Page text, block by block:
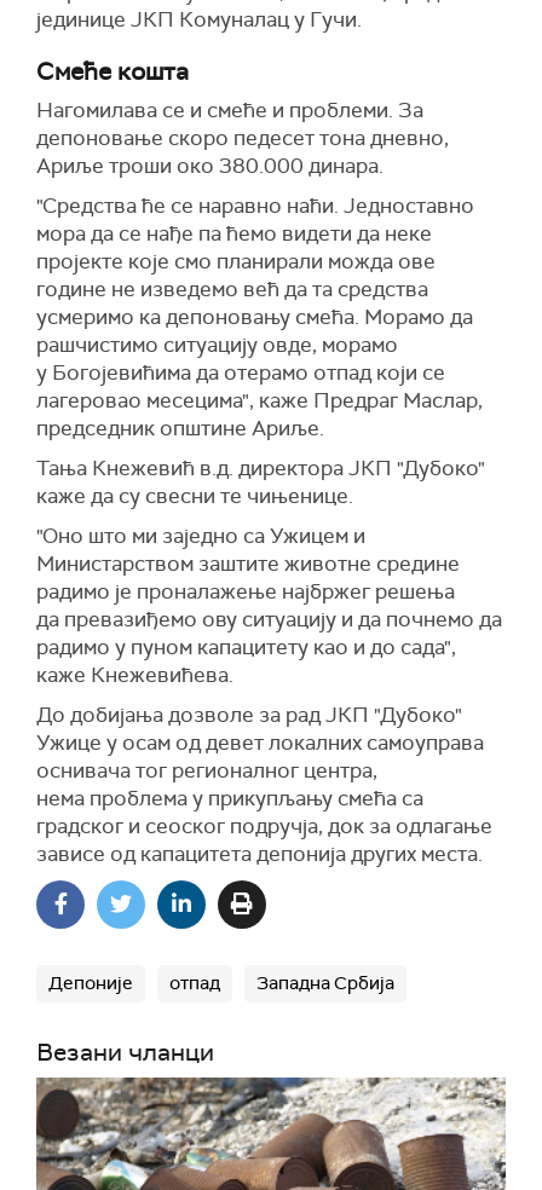
јединице ЈКП Комуналац у Гучи.
Смеће кошта
Нагомилава се и смеће и проблеми. За
депоновање скоро педесет тона дневно,
Ариље троши око 380.000 динара.
"Средства ће се наравно наћи. Једноставно
мора да се нађе па ћемо видети да неке
пројекте које смо планирали можда ове
године не изведемо већ да та средства
усмеримо ка депоновању смећа. Морамо да
рашчистимо ситуацију овде, морамо
у Богојевићима да отерамо отпад који се
лагеровао месецима", каже Предраг Маслар,
председник општине Ариље.
Тања Кнежевић в.д. директора ЈКП "Дубоко"
каже да су свесни те чињенице.
"Оно што ми заједно са Ужицeм и
Министарством заштите животне средине
радимо је проналажење најбржег решења
да превазиђемо ову ситуацију и да почнемо да
радимо у пуном капацитету као и до сада",
каже Кнежевићева.
До добијања дозволе за рад ЈКП "Дубоко"
Ужице у осам од девет локалних самоуправа
оснивача тог регионалног центра,
нема проблема у прикупљању смећа са
градског и сеоског подручја, док за одлагање
зависе од капацитета депонија других места.
Депоније отпад Западна Србија
Везани чланци